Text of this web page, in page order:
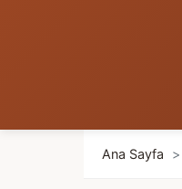
Ana Sayfa >